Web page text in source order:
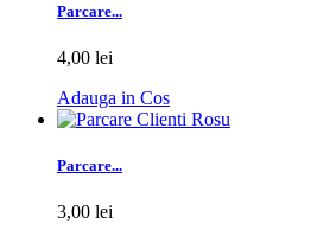
Parcare...
4,00 lei
Adauga in Cos
Parcare...
3,00 lei